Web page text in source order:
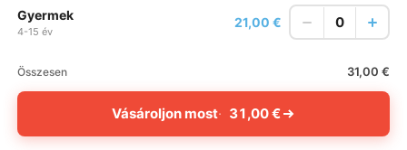
Gyermek
4-15 év
21,00 € 0
Összesen 31,00 €
Vásároljon most 31,00 €